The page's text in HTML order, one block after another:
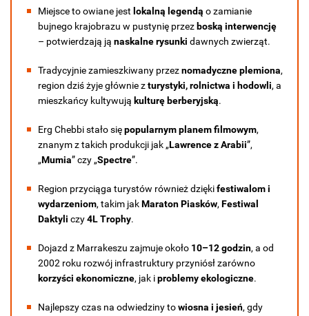
Miejsce to owiane jest lokalną legendą o zamianie
bujnego krajobrazu w pustynię przez boską interwencję
– potwierdzają ją naskalne rysunki dawnych zwierząt.
Tradycyjnie zamieszkiwany przeznomadyczne plemiona,
region dziś żyje głównie zturystyki, rolnictwa i hodowli, a
mieszkańcy kultywują kulturę berberyjską.
Erg Chebbi stało siępopularnym planem filmowym,
znanym z takich produkcji jak „Lawrence z Arabii”,
„Mumia” czy „Spectre”.
Region przyciąga turystów również dziękifestiwalom i
wydarzeniom, takim jakMaraton Piasków,Festiwal
Daktyli czy4L Trophy.
Dojazd z Marrakeszu zajmuje około 10–12 godzin, a od
2002 roku rozwój infrastruktury przyniósł zarówno
korzyści ekonomiczne, jak iproblemy ekologiczne.
Najlepszy czas na odwiedziny towiosna i jesień, gdy